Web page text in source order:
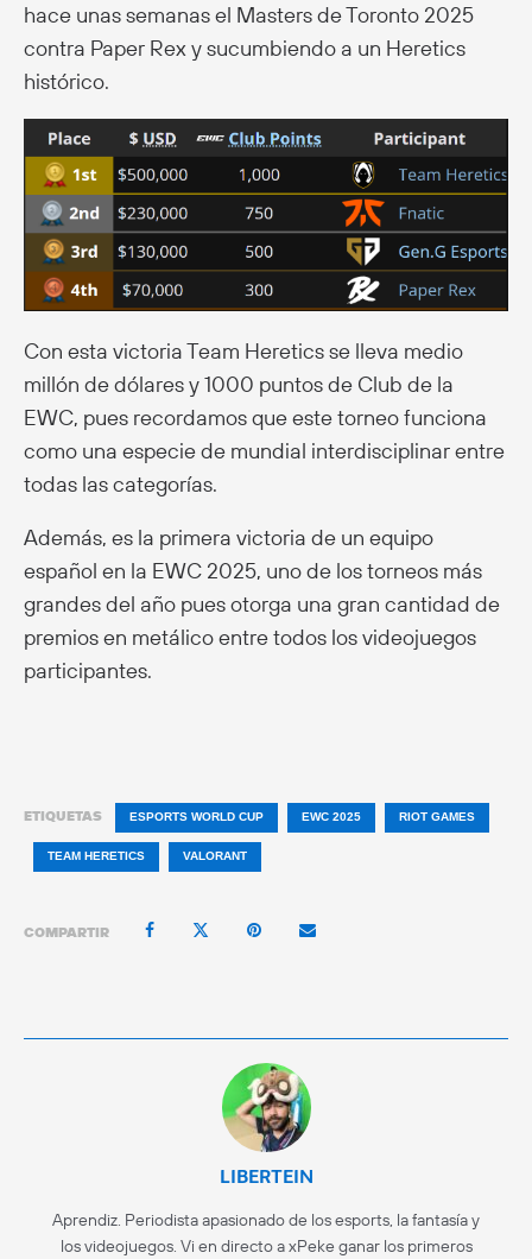
hace unas semanas el Masters de Toronto 2025
contra Paper Rex y sucumbiendo a un Heretics
histórico.
Con esta victoria Team Heretics se lleva medio
millón de dólares y 1000 puntos de Club de la
EWC, pues recordamos que este torneo funciona
como una especie de mundial interdisciplinar entre
todas las categorías.
Además, es la primera victoria de un equipo
español en la EWC 2025, uno de los torneos más
grandes del año pues otorga una gran cantidad de
premios en metálico entre todos los videojuegos
participantes.
ETIQUETAS ESPORTS WORLD CUP EWC 2025 RIOT GAMES
TEAM HERETICS VALORANT
COMPARTIR
LIBERTEIN
Aprendiz. Periodista apasionado de los esports, la fantasía y
los videojuegos. Vi en directo a xPeke ganar los primeros